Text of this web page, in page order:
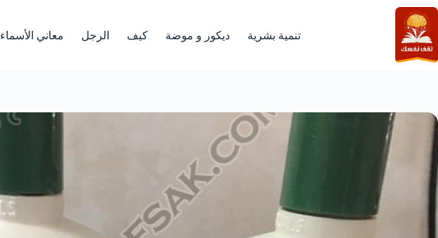
التجاوز
إلى
المحتوى
تنمية بشرية ديكور و موضة كيف الرجل معاني الأسماء